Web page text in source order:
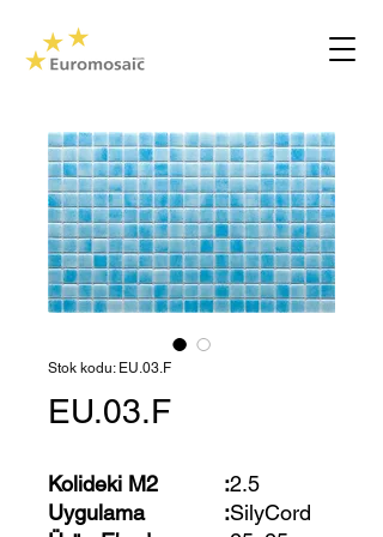
Stok kodu: EU.03.F
EU.03.F
Kolideki M2 :2.5
Uygulama
:SilyCord